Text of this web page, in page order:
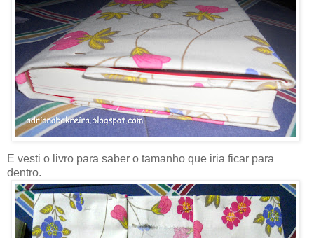
E vesti o livro para saber o tamanho que iria ficar para
dentro.